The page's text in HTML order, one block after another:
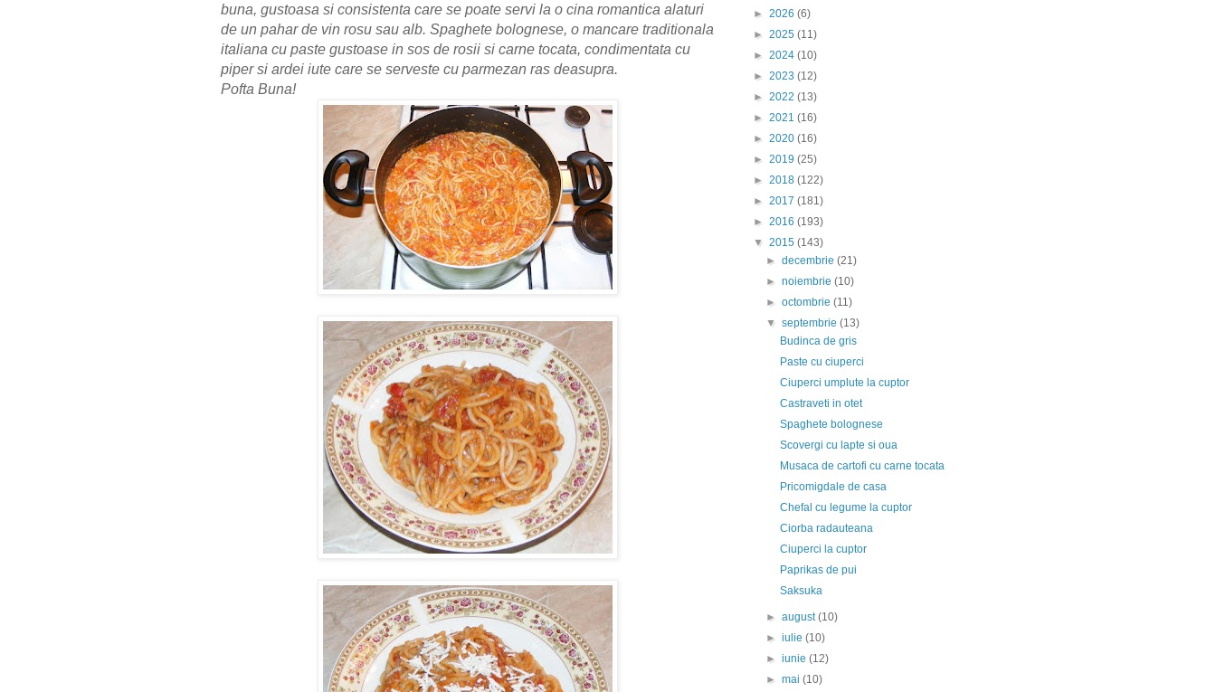
buna, gustoasa si consistenta care se poate servi la o cina romantica alaturi
de un pahar de vin rosu sau alb. Spaghete bolognese, o mancare traditionala
italiana cu paste gustoase in sos de rosii si carne tocata, condimentata cu
piper si ardei iute care se serveste cu parmezan ras deasupra.
Pofta Buna!
► 2026 (6)
► 2025 (11)
► 2024 (10)
► 2023 (12)
► 2022 (13)
► 2021 (16)
► 2020 (16)
► 2019 (25)
► 2018 (122)
► 2017 (181)
► 2016 (193)
▼ 2015 (143)
►decembrie(21)
►noiembrie(10)
►octombrie(11)
▼septembrie(13)
Budinca de gris
Paste cu ciuperci
Ciuperci umplute la cuptor
Castraveti in otet
Spaghete bolognese
Scovergi cu lapte si oua
Musaca de cartofi cu carne tocata
Pricomigdale de casa
Chefal cu legume la cuptor
Ciorba radauteana
Ciuperci la cuptor
Paprikas de pui
Saksuka
►august(10)
►iulie(10)
►iunie(12)
►mai(10)